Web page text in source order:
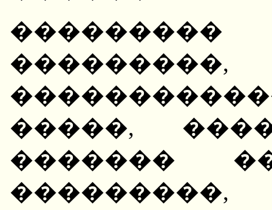
�����,
�������
���������,